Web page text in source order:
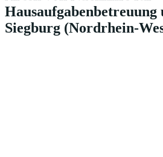
Siegburg (Nordrhein-